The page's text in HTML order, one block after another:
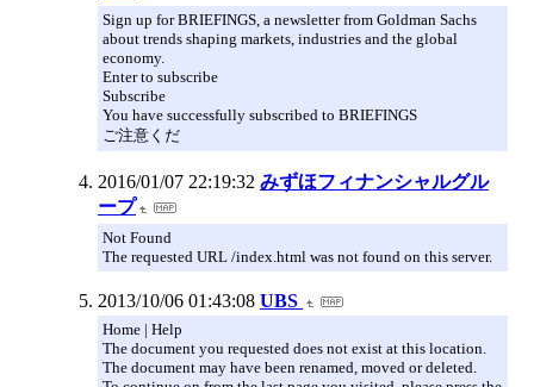
Sign up for BRIEFINGS, a newsletter from Goldman Sachs
about trends shaping markets, industries and the global
economy.
Enter to subscribe
Subscribe
You have successfully subscribed to BRIEFINGS
ご注意くだ
2016/01/07 22:19:32 みずほフィナンシャルグル
ープ
Not Found
The requested URL /index.html was not found on this server.
2013/10/06 01:43:08 UBS
Home | Help
The document you requested does not exist at this location.
The document may have been renamed, moved or deleted.